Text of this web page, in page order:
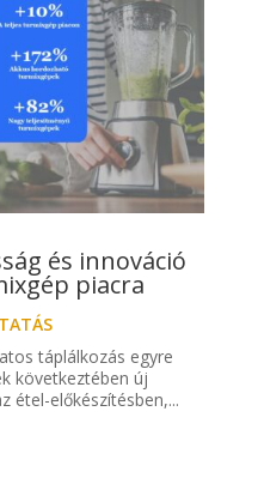
és innováció
piacra
táplálkozás egyre
következtében új
étel-előkészítésben,...